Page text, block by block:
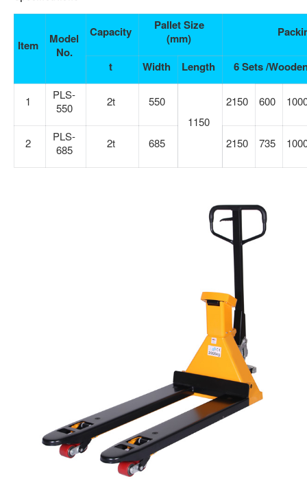
Item
Model
No.
Capacity
Pallet Size
(mm)
t Width Length 6 Sets /
1
PLS-
550
2t
550
1150
2150 600
2
PLS-
685
2t 685 2150 735